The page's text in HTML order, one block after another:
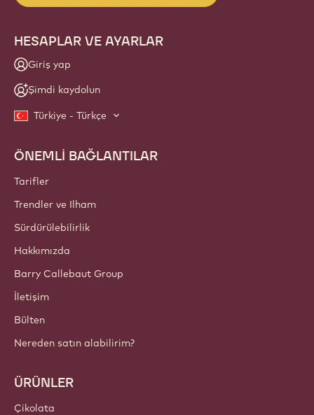
HESAPLAR VE AYARLAR
Giriş yap
Şimdi kaydolun
Türkiye - Türkçe
Footer
Callebaut
ÖNEMLİ BAĞLANTILAR
Tarifler
Trendler ve Ilham
Sürdürülebilirlik
Hakkımızda
Barry Callebaut Group
İletişim
Bülten
Nereden satın alabilirim?
ÜRÜNLER
Çikolata